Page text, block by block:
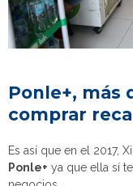
Ponle+, más
comprar
Es así que en el 2017,
Ponle+ ya que ella sí